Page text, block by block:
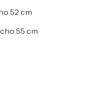
52 cm
55 cm